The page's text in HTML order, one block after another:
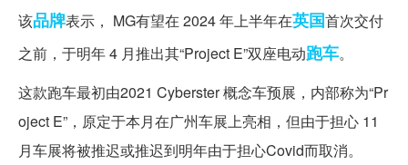
该品牌表示， MG有望在 2024 年上半年在英国首次交付
之前，于明年 4 月推出其“Project E”双座电动跑车。
这款跑车最初由2021 Cyber​​ster 概念车预展，内部称为“Pr
oject E”，原定于本月在广州车展上亮相，但由于担心 11
月车展将被推迟或推迟到明年由于担心Covid而取消。